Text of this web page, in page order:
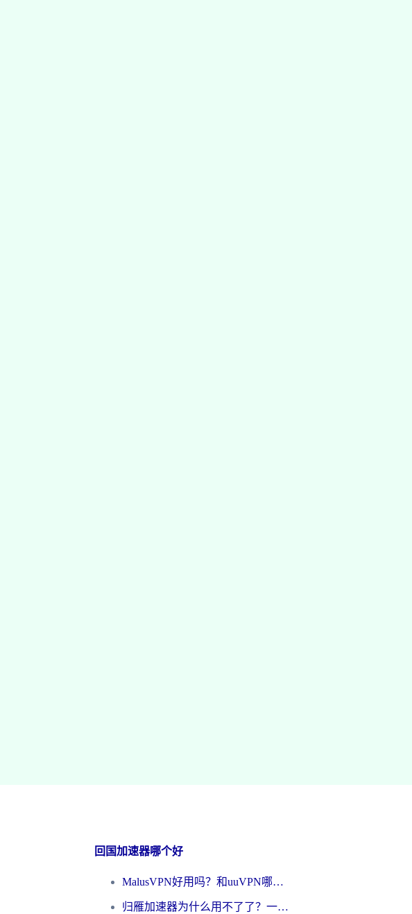
回国加速器哪个好
MalusVPN好用吗？和uuVPN哪个好？海外党无缝访问国内资源的真实对比与选择指南
归雁加速器为什么用不了了？一位海外游子的真实困惑与技术解答